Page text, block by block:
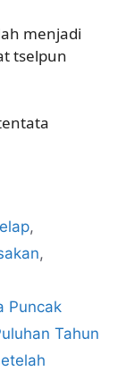
menjadi
tselpun
,
,
Puncak
Tahun